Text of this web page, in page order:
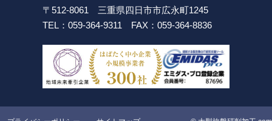
〒512-8061 三重県四日市市広永町1245
TEL：059-364-9311 FAX：059-364-8836